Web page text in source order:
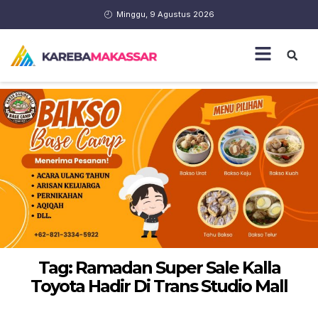
Minggu, 9 Agustus 2026
Tag: Ramadan Super Sale Kalla
Toyota Hadir Di Trans Studio Mall